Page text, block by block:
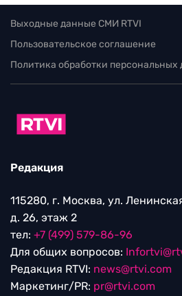
Выходные данные СМИ RTVI
Пользовательское соглашение
Политика обработки персональных
Редакция
115280, г. Москва, ул.
д. 26, этаж 2
тел: +7 (499) 579-86-96
Для общих вопросов:
Редакция RTVI: news@rtvi.com
Маркетинг/PR: pr@rtvi.com